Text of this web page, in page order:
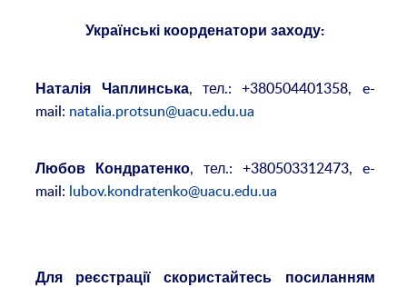
Українські коорденатори заходу:
Наталія Чаплинська, тел.: +380504401358, e-
mail: natalia.protsun@uacu.edu.ua
Любов Кондратенко, тел.: +380503312473, e-
mail: lubov.kondratenko@uacu.edu.ua
Для реєстрації скористайтесь посиланням